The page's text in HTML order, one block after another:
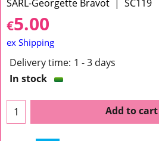
SARL-Georgette Bravot SC119
€5.00
ex Shipping
Delivery time: 1 - 3 days
In stock
Add to cart